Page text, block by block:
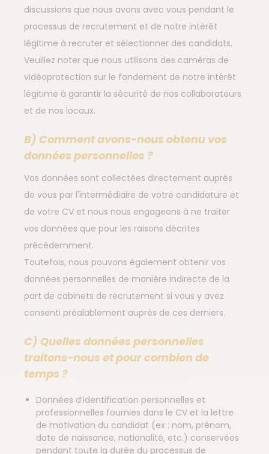
discussions que nous avons avec vous pendant le
processus de recrutement et de notre intérêt
légitime à recruter et sélectionner des candidats.
Veuillez noter que nous utilisons des caméras de
vidéoprotection sur le fondement de notre intérêt
légitime à garantir la sécurité de nos collaborateurs
et de nos locaux.
B) Comment avons-nous obtenu vos
données personnelles ?
Vos données sont collectées directement auprès
de vous par l'intermédiaire de votre candidature et
de votre CV et nous nous engageons à ne traiter
vos données que pour les raisons décrites
précédemment.
Toutefois, nous pouvons également obtenir vos
données personnelles de manière indirecte de la
part de cabinets de recrutement si vous y avez
consenti préalablement auprès de ces derniers.
C) Quelles données personnelles
traitons-nous et pour combien de
temps ?
Données d’identification personnelles et
professionnelles fournies dans le CV et la lettre
de motivation du candidat (ex : nom, prénom,
date de naissance, nationalité, etc.) conservées
pendant toute la durée du processus de